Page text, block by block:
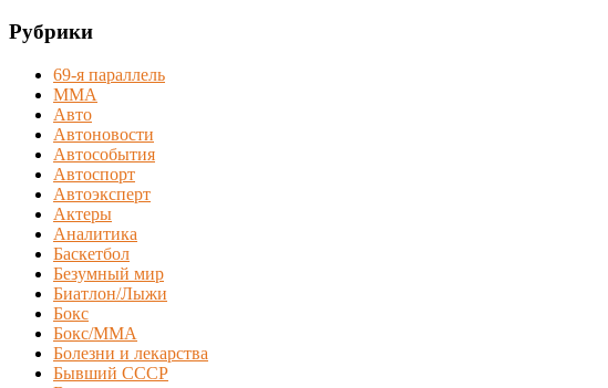
Рубрики
69-я параллель
MMA
Авто
Автоновости
Автособытия
Автоспорт
Автоэксперт
Актеры
Аналитика
Баскетбол
Безумный мир
Биатлон/Лыжи
Бокс
Бокс/MMA
Болезни и лекарства
Бывший СССР